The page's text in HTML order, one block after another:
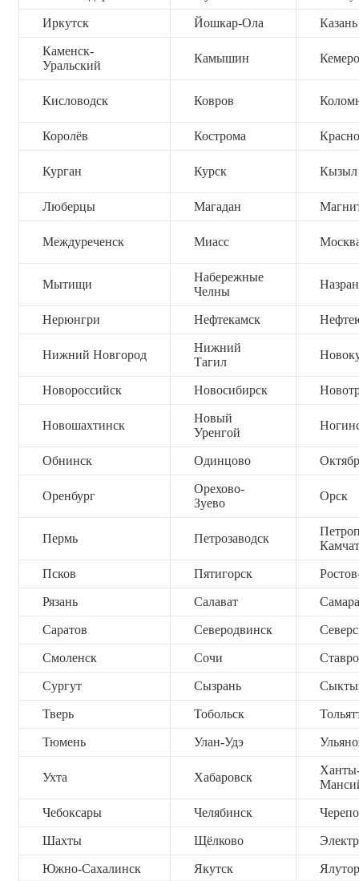
Иркутск Йошкар-Ола Казань
Каменск-
Уральский
Камышин
Кисловодск Ковров
Королёв Кострома
Курган Курск Кызыл
Люберцы Магадан
Междуреченск Миасс
Мытищи
Набережные
Челны
Нерюнгри Нефтекамск
Нижний Новгород
Нижний
Тагил
Новороссийск Новосибирск
Новошахтинск
Новый
Уренгой
Обнинск Одинцово
Оренбург
Орехово-
Зуево
Орск
Пермь Петрозаводск
Псков Пятигорск
Рязань Салават Самара
Саратов Северодвинск
Смоленск Сочи
Сургут Сызрань
Тверь Тобольск
Тюмень Улан-Удэ
Ухта Хабаровск
Чебоксары Челябинск
Шахты Щёлково
Южно-Сахалинск Якутск